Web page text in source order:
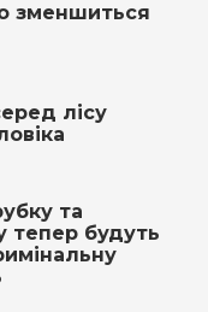
зменшиться
лісу
та
тепер будуть